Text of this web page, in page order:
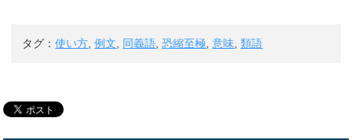
タグ：使い方,例文, 同義語,恐縮至極,意味,類語